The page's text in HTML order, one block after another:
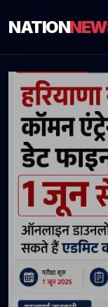
NATION